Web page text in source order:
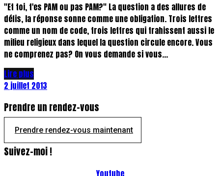
"Et toi, t'es PAM ou pas PAM?" La question a des allures de
défis, la réponse sonne comme une obligation. Trois lettres
comme un nom de code, trois lettres qui trahissent aussi le
milieu religieux dans lequel la question circule encore. Vous
ne comprenez pas? On vous demande si vous...
Lire plus
2 juillet 2013
Prendre un rendez-vous
Prendre rendez-vous maintenant
Suivez-moi !
Youtube